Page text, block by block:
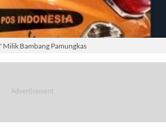
Milik Bambang Pamungkas